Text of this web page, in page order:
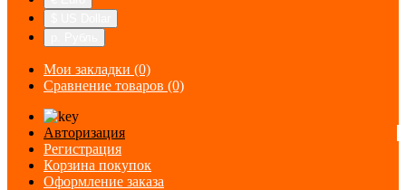
Мои закладки (0)
Сравнение товаров (0)
Авторизация
Регистрация
Корзина покупок
Оформление заказа